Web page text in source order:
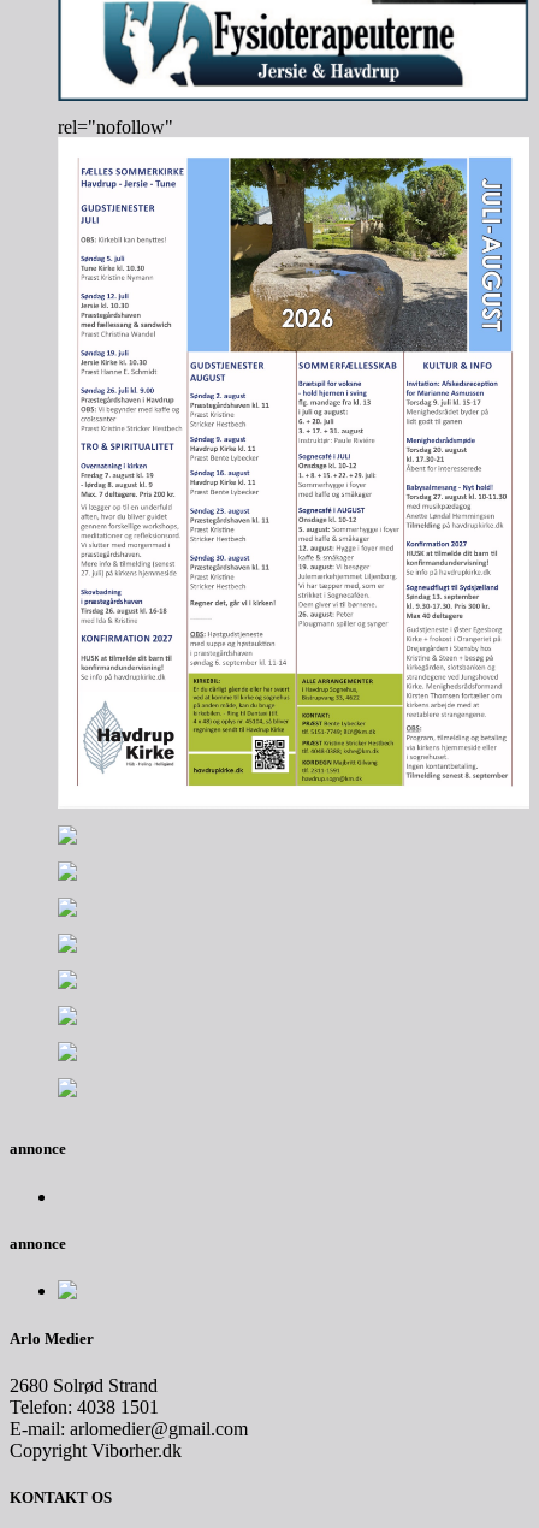
rel="nofollow"
annonce
annonce
Arlo Medier
2680 Solrød Strand
Telefon: 4038 1501
E-mail: arlomedier@gmail.com
Copyright Viborher.dk
KONTAKT OS